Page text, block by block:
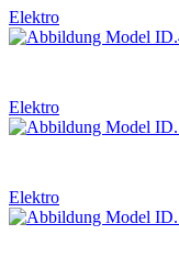
Elektro
Elektro
Elektro